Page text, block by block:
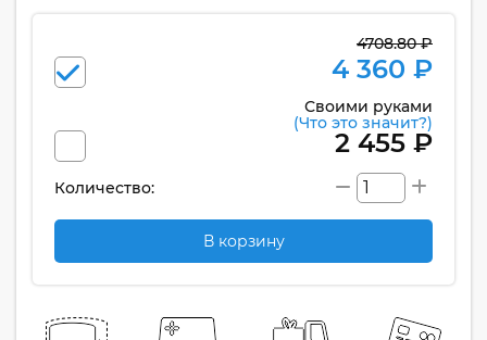
4708.80 ₽
4 360 ₽
Своими руками
(Что это значит?)
2 455 ₽
Количество:
В корзину